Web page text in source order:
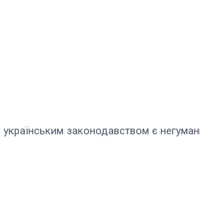
законодавством є